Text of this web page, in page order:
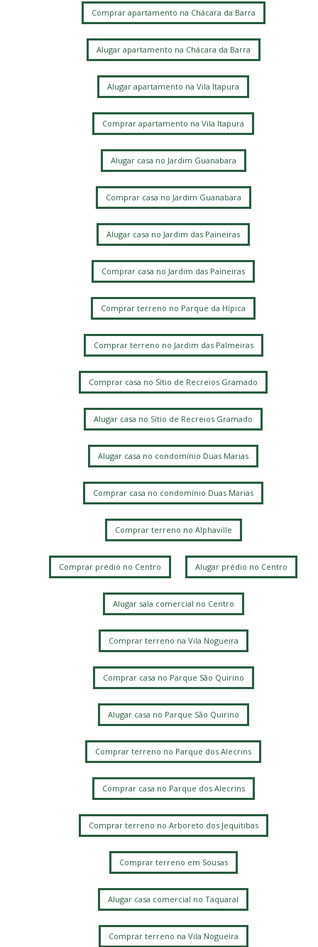
Jardim Alto da Barra Chácara Bela Vista
Comprar apartamento na Chácara da Barra
Alugar apartamento na Chácara da Barra
Alugar apartamento na Vila Itapura
Comprar apartamento na Vila Itapura
Alugar casa no Jardim Guanabara
Comprar casa no Jardim Guanabara
Alugar casa no Jardim das Paineiras
Comprar casa no Jardim das Paineiras
Comprar terreno no Parque da Hípica
Comprar terreno no Jardim das Palmeiras
Comprar casa no Sítio de Recreios Gramado
Alugar casa no Sítio de Recreios Gramado
Alugar casa no condomínio Duas Marias
Comprar casa no condomínio Duas Marias
Comprar terreno no Alphaville
Comprar prédio no Centro Alugar prédio no Centro
Alugar sala comercial no Centro
Comprar terreno na Vila Nogueira
Comprar casa no Parque São Quirino
Alugar casa no Parque São Quirino
Comprar terreno no Parque dos Alecrins
Comprar casa no Parque dos Alecrins
Comprar terreno no Arboreto dos Jequitibas
Comprar terreno em Sousas
Alugar casa comercial no Taquaral
Comprar terreno na Vila Nogueira